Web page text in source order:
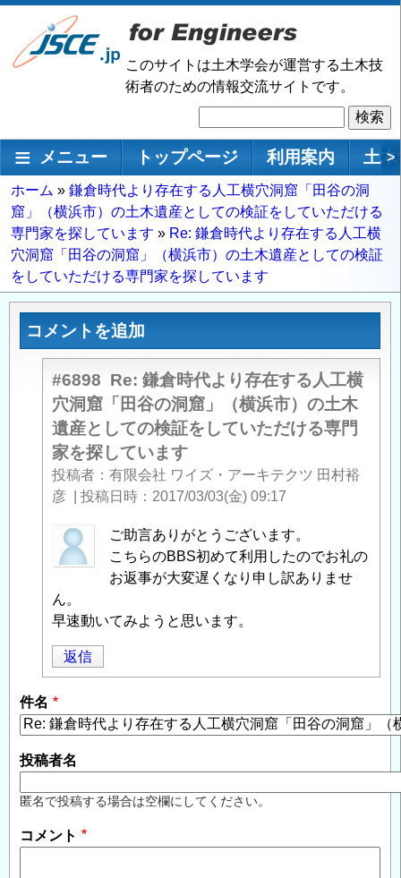
メ
ン
移
動
このサイトは土木学会が運営する土木技
術者のための情報交流サイトです。
索
メインナビゲーション
メニュー トップページ 利用案内 土 >
パ
ン
く
ず
ホーム
鎌倉時代より存在する人工横穴洞窟「田谷の洞
窟」（横浜市）の土木遺産としての検証をしていただける
専門家を探しています
Re: 鎌倉時代より存在する人工横
穴洞窟「田谷の洞窟」（横浜市）の土木遺産としての検証
をしていただける専門家を探しています
コメントを追加
#6898 Re: 鎌倉時代より存在する人工横
穴洞窟「田谷の洞窟」（横浜市）の土木
遺産としての検証をしていただける専門
家を探しています
投稿者
有限会社 ワイズ・アーキテクツ 田村裕
彦
投稿日時 2017/03/03(金) 09:17
匿
名
稿
者
に
よ
「
鎌
倉
時
代
り
ご助言ありがとうございます。
こちらのBBS初めて利用したのでお礼の
お返事が大変遅くなり申し訳ありませ
ん。
早速動いてみようと思います。
返信
件名
投稿者名
匿名で投稿する場合は空欄にしてください。
コメント